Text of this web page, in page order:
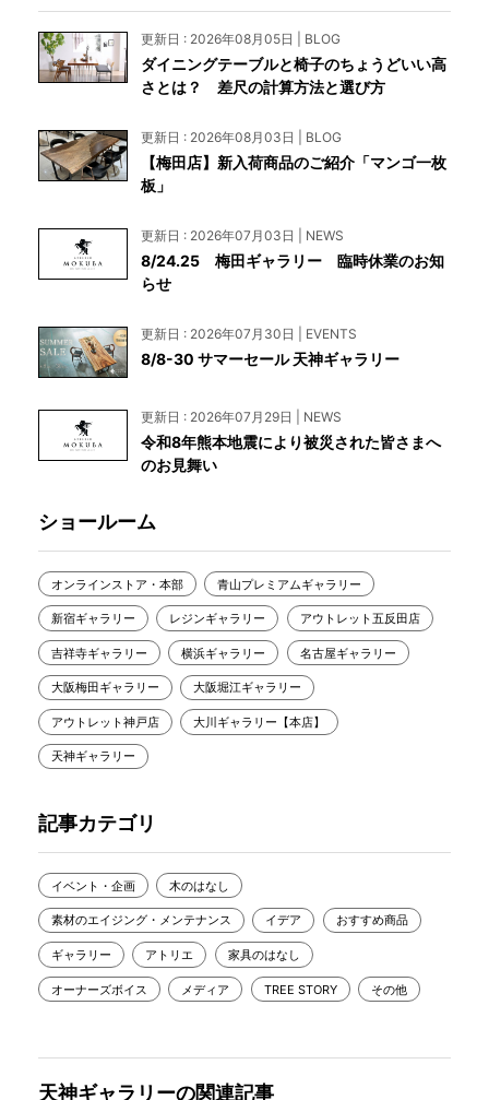
更新日 : 2026年08月05日 | BLOG
ダイニングテーブルと椅子のちょうどいい高
さとは？ 差尺の計算方法と選び方
更新日 : 2026年08月03日 | BLOG
【梅田店】新入荷商品のご紹介「マンゴ一枚
板」
更新日 : 2026年07月03日 | NEWS
8/24.25 梅田ギャラリー 臨時休業のお知
らせ
更新日 : 2026年07月30日 | EVENTS
8/8-30 サマーセール 天神ギャラリー
更新日 : 2026年07月29日 | NEWS
令和8年熊本地震により被災された皆さまへ
のお見舞い
ショールーム
オンラインストア・本部 青山プレミアムギャラリー
新宿ギャラリー レジンギャラリー アウトレット五反田店
吉祥寺ギャラリー 横浜ギャラリー 名古屋ギャラリー
大阪梅田ギャラリー 大阪堀江ギャラリー
アウトレット神戸店 大川ギャラリー【本店】
天神ギャラリー
記事カテゴリ
イベント・企画 木のはなし
素材のエイジング・メンテナンス イデア おすすめ商品
ギャラリー アトリエ 家具のはなし
オーナーズボイス メディア TREE STORY その他
天神ギャラリーの関連記事